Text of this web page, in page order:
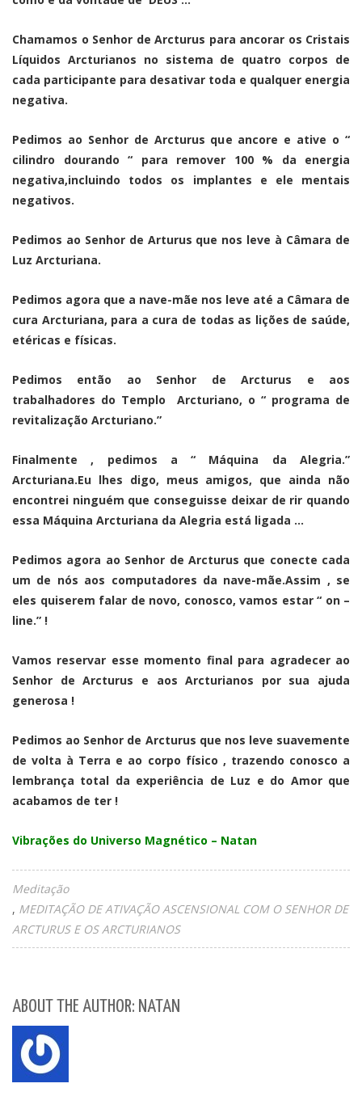
Chamamos o Senhor de Arcturus para ancorar os Cristais
Líquidos Arcturianos no sistema de quatro corpos de
cada participante para desativar toda e qualquer energia
negativa.
Pedimos ao Senhor de Arcturus que ancore e ative o “
cilindro dourando “ para remover 100 % da energia
negativa,incluindo todos os implantes e ele mentais
negativos.
Pedimos ao Senhor de Arturus que nos leve à Câmara de
Luz Arcturiana.
Pedimos agora que a nave-mãe nos leve até a Câmara de
cura Arcturiana, para a cura de todas as lições de saúde,
etéricas e físicas.
Pedimos então ao Senhor de Arcturus e aos
trabalhadores do Templo Arcturiano, o “ programa de
revitalização Arcturiano.”
Finalmente , pedimos a “ Máquina da Alegria.”
Arcturiana.Eu lhes digo, meus amigos, que ainda não
encontrei ninguém que conseguisse deixar de rir quando
essa Máquina Arcturiana da Alegria está ligada …
Pedimos agora ao Senhor de Arcturus que conecte cada
um de nós aos computadores da nave-mãe.Assim , se
eles quiserem falar de novo, conosco, vamos estar “ on –
line.” !
Vamos reservar esse momento final para agradecer ao
Senhor de Arcturus e aos Arcturianos por sua ajuda
generosa !
Pedimos ao Senhor de Arcturus que nos leve suavemente
de volta à Terra e ao corpo físico , trazendo conosco a
lembrança total da experiência de Luz e do Amor que
acabamos de ter !
Vibrações do Universo Magnético – Natan
Meditação
MEDITAÇÃO DE ATIVAÇÃO ASCENSIONAL COM O SENHOR DE
ARCTURUS E OS ARCTURIANOS
ABOUT THE AUTHOR: NATAN